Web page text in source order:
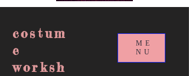
costum
e
worksh
ME
NU